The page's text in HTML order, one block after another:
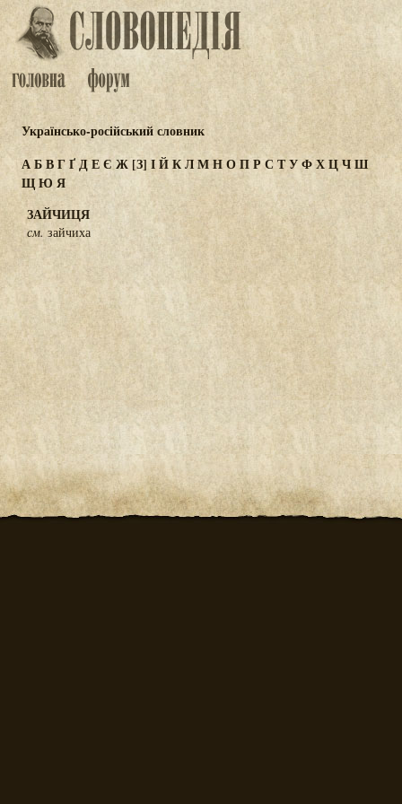
Українсько-російський словник
АБВГҐДЕЄ Ж[З] ІЙКЛМНОПР С ТУФХЦЧШ
ЩЮ Я
ЗАЙЧИЦЯ
см. зайчиха